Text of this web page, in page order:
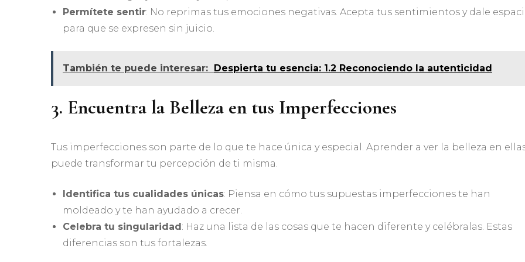
Permítete sentir: No reprimas tus emociones negativas. Acepta tus sentimientos y dale
para que se expresen sin juicio.
También te puede interesar: Despierta tu esencia: 1.2 Reconociendo la autenticidad
3. Encuentra la Belleza en tus Imperfecciones
Tus imperfecciones son parte de lo que te hace única y especial. Aprender a ver la belleza en
puede transformar tu percepción de ti misma.
Identifica tus cualidades únicas: Piensa en cómo tus supuestas imperfecciones te han
moldeado y te han ayudado a crecer.
Celebra tu singularidad : Haz una lista de las cosas que te hacen diferente y celébralas. Estas
diferencias son tus fortalezas.